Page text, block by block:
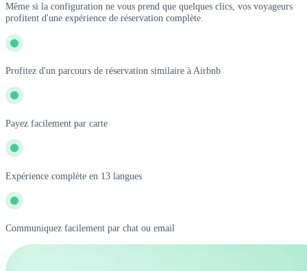
Même si la configuration ne vous prend que quelques clics, vos voyageurs
profitent d'une expérience de réservation complète.
Profitez d'un parcours de réservation similaire à Airbnb
Payez facilement par carte
Expérience complète en 13 langues
Communiquez facilement par chat ou email